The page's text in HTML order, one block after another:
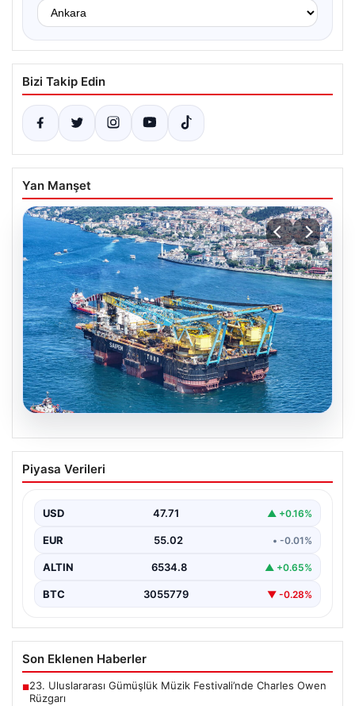
Bizi Takip Edin
Yan Manşet
06.08.2026
İstanbul Boğazı’ndan dev gemi geçti,
köprülerin altından geçebilmek için
Bahama bayraklı yarı batık vinç ve boru döşeme gemisi
Piyasa Verileri
USD 47.71 ▲ +0.16%
EUR 55.02 • -0.01%
ALTIN 6534.8 ▲ +0.65%
BTC 3055779 ▼ -0.28%
Son Eklenen Haberler
■23. Uluslararası Gümüşlük Müzik Festivali’nde Charles Owen
Rüzgarı